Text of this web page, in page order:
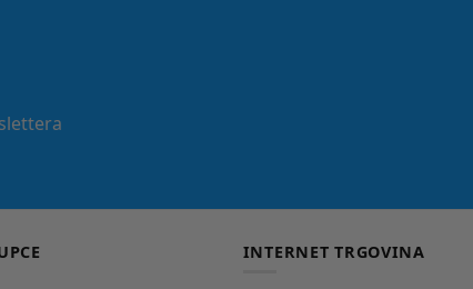
INTERNET TRGOVINA